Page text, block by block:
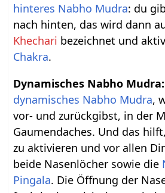
hinteres Nabho Mudra: du
nach hinten, das wird dann
Khechari bezeichnet und
Chakra.
Dynamisches Nabho Mudra:
dynamisches Nabho Mudra,
vor- und zurückgibst, in der
Gaumendaches. Und das
zu aktivieren und vor allen
beide Nasenlöcher sowie die
Pingala. Die Öffnung der